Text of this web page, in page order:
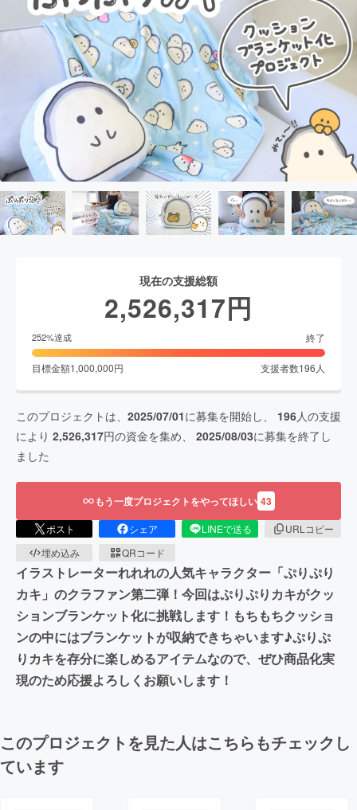
現在の支援総額
2,526,317円
252%達成 終了
目標金額1,000,000円 支援者数196 人
このプロジェクトは、 2025/07/01に募集を開始し、 196人の支援
により 2,526,317円の資金を集め、 2025/08/03に募集を終了し
ました
もう一度プロジェクトをやってほしい 43
ポスト シェア LINEで送る
URLコピー
埋め込み
QRコード
イラストレーターれれれの人気キャラクター「ぷりぷり
カキ」のクラファン第二弾！今回はぷりぷりカキがクッ
ションブランケット化に挑戦します！もちもちクッショ
ンの中にはブランケットが収納できちゃいます♪ぷりぷ
りカキを存分に楽しめるアイテムなので、ぜひ商品化実
現のため応援よろしくお願いします！
このプロジェクトを見た人はこちらもチェックし
ています